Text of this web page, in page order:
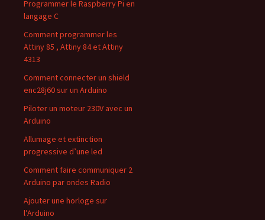
Programmer le Raspberry Pi en
langage C
Comment programmer les
Attiny 85 , Attiny 84 et Attiny
4313
Comment connecter un shield
enc28j60 sur un Arduino
Piloter un moteur 230V avec un
Arduino
Allumage et extinction
progressive d’une led
Comment faire communiquer 2
Arduino par ondes Radio
Ajouter une horloge sur
l’Arduino